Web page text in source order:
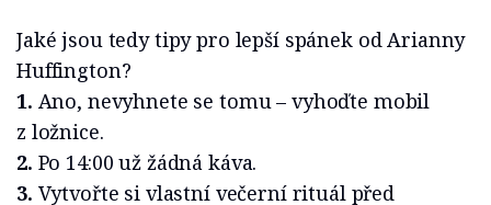
Jaké jsou tedy tipy pro lepší spánek od Arianny
Huffington?
1. Ano, nevyhnete se tomu – vyhoďte mobil
z ložnice.
2. Po 14:00 už žádná káva.
3. Vytvořte si vlastní večerní rituál před